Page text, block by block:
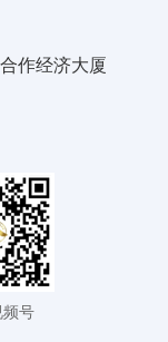
作经济大厦
频号